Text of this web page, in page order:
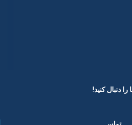
را دنبال کنید!